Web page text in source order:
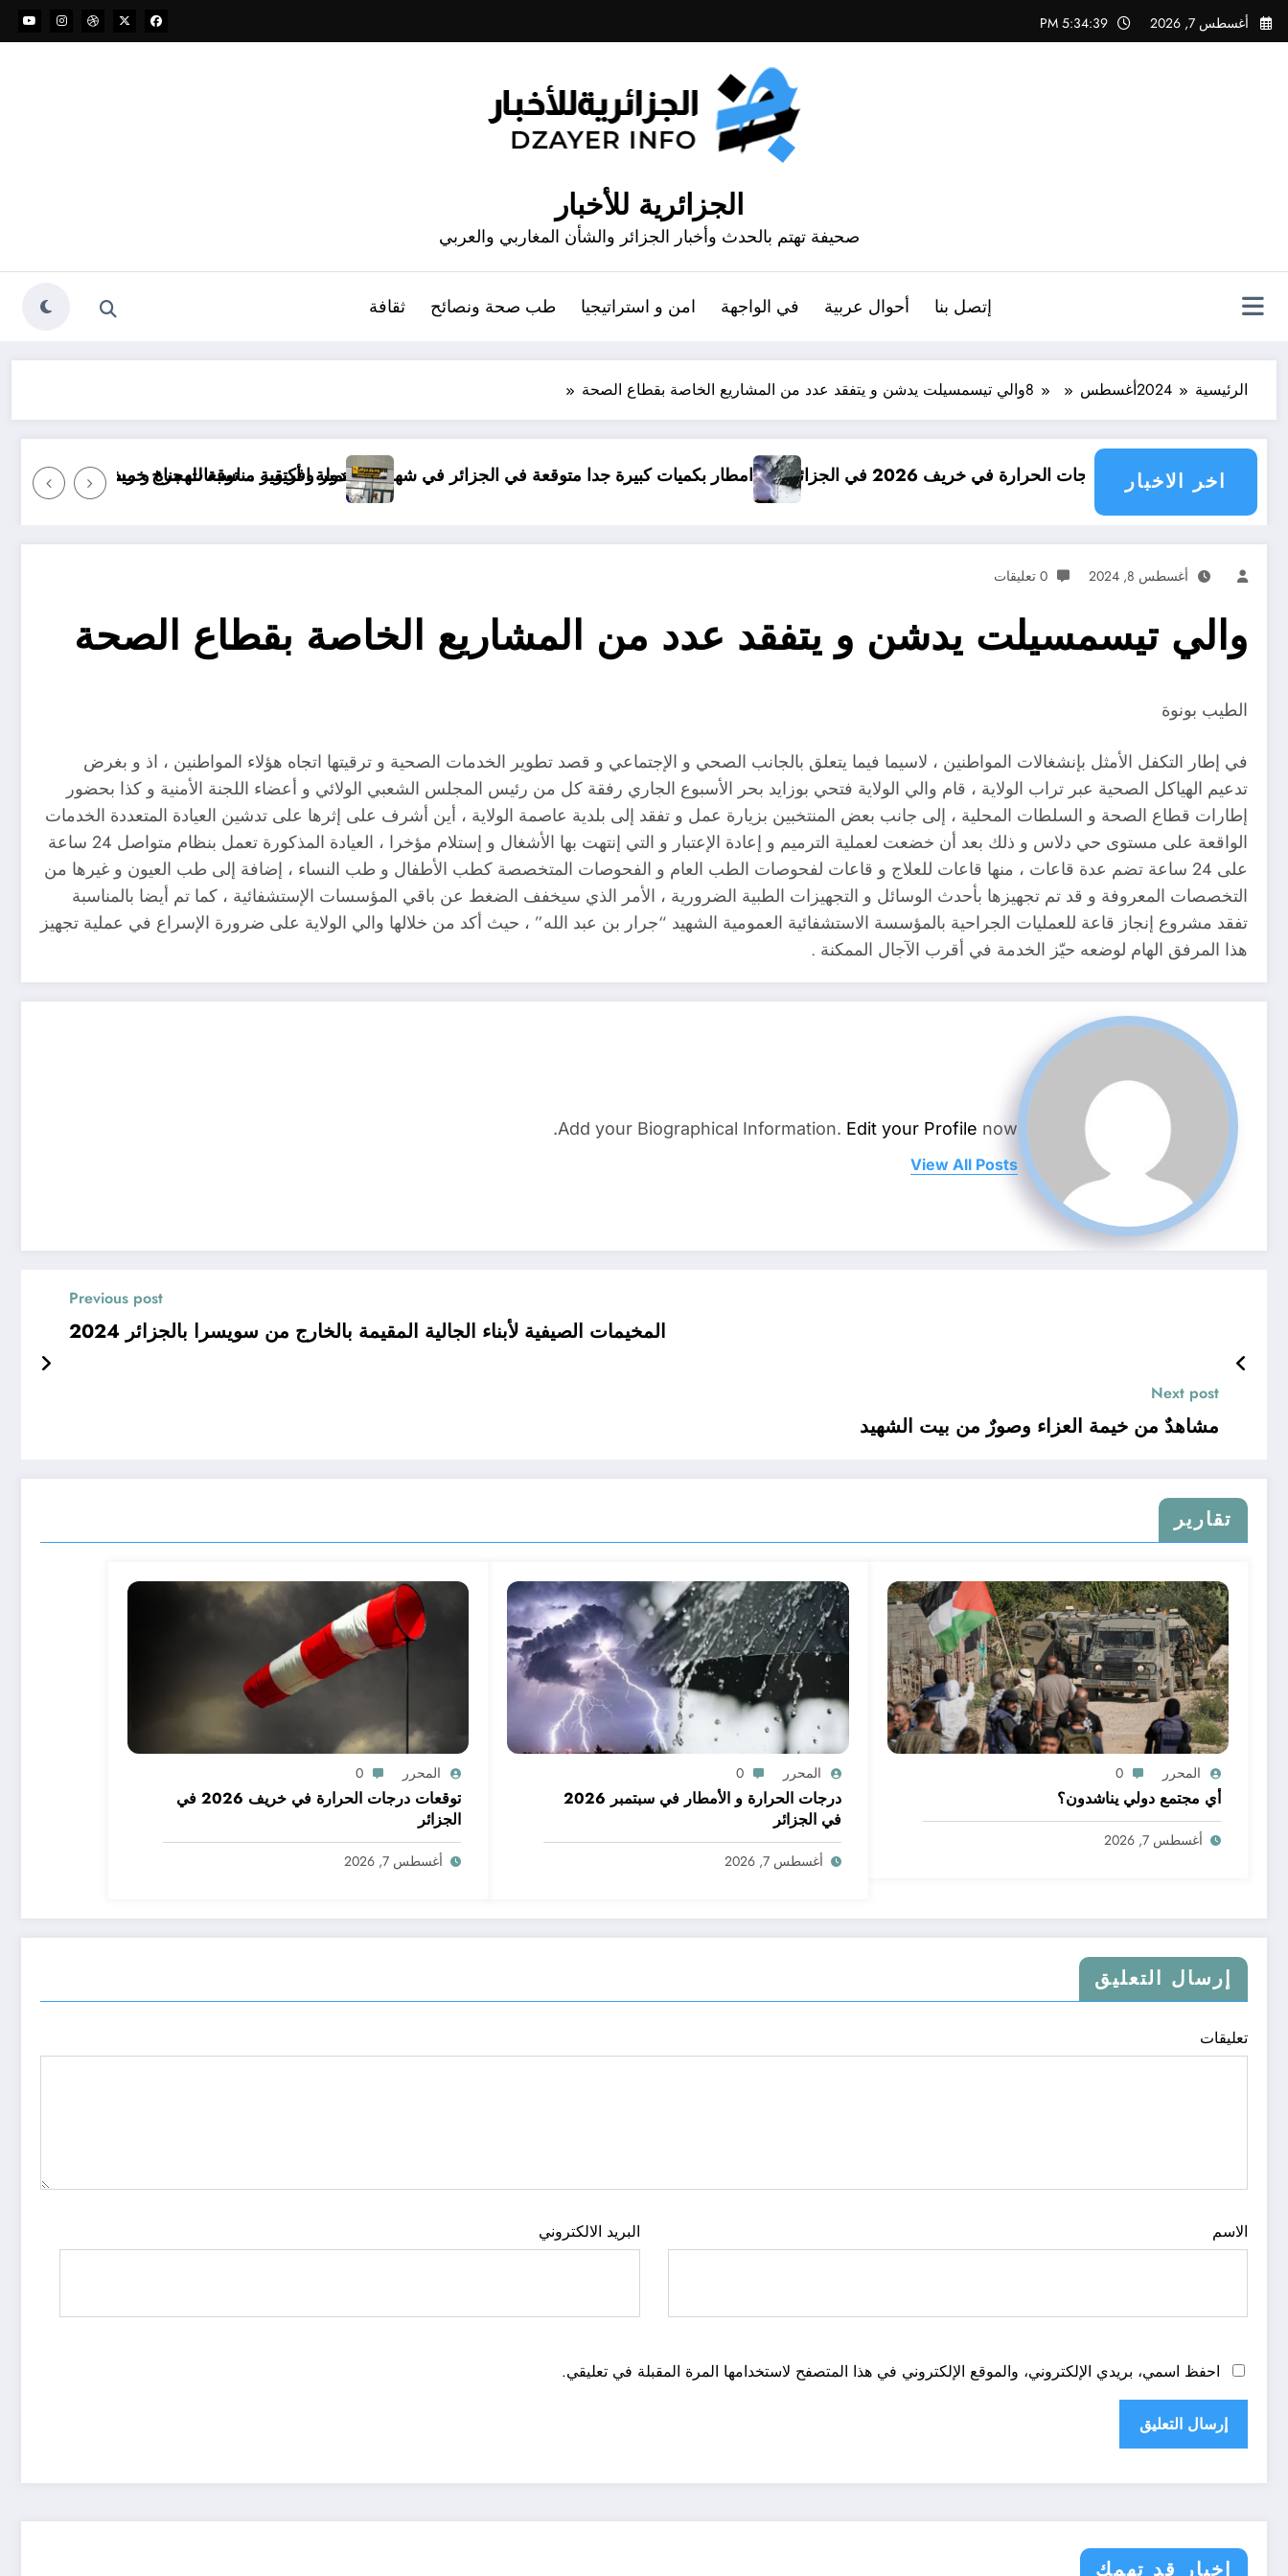
التجاوز
إلى
أغسطس 7, 2026 5:34:40 PM
الجزائرية للأخبار
صحيفة تهتم بالحدث وأخبار الجزائر والشأن المغاربي والعربي
إتصل بنا أحوال عربية في الواجهة امن و استراتيجيا طب صحة ونصائح ثقافة
الرئيسية 2024أغسطس 8والي تيسمسيلت يدشن و يتفقد عدد من المشاريع الخاصة بقطاع الصحة
اخر الاخبار
الحرارة في خريف 2026 في الجزائر امطار بكميات كبيرة جدا متوقعة في الجزائر في شهري سبتمبر و أكتوبر .. توقعات مناخ خريف 2026 الجزائر
دولة افريقية مناسبة للهجرة و مستقبلها كبير “منريد الخبز
أغسطس 8, 2024 0 تعليقات
والي تيسمسيلت يدشن و يتفقد عدد من المشاريع الخاصة بقطاع الصحة
الطيب بونوة
في إطار التكفل الأمثل بإنشغالات المواطنين ، لاسيما فيما يتعلق بالجانب الصحي و الإجتماعي و قصد تطوير الخدمات الصحية و ترقيتها اتجاه هؤلاء المواطنين ، اذ و بغرض
تدعيم الهياكل الصحية عبر تراب الولاية ، قام والي الولاية فتحي بوزايد بحر الأسبوع الجاري رفقة كل من رئيس المجلس الشعبي الولائي و أعضاء اللجنة الأمنية و كذا بحضور
إطارات قطاع الصحة و السلطات المحلية ، إلى جانب بعض المنتخبين بزيارة عمل و تفقد إلى بلدية عاصمة الولاية ، أين أشرف على إثرها على تدشين العيادة المتعددة الخدمات
الواقعة على مستوى حي دلاس و ذلك بعد أن خضعت لعملية الترميم و إعادة الإعتبار و التي إنتهت بها الأشغال و إستلام مؤخرا ، العيادة المذكورة تعمل بنظام متواصل 24 ساعة
على 24 ساعة تضم عدة قاعات ، منها قاعات للعلاج و قاعات لفحوصات الطب العام و الفحوصات المتخصصة كطب الأطفال و طب النساء ، إضافة إلى طب العيون و غيرها من
التخصصات المعروفة و قد تم تجهيزها بأحدث الوسائل و التجهيزات الطبية الضرورية ، الأمر الذي سيخفف الضغط عن باقي المؤسسات الإستشفائية ، كما تم أيضا بالمناسبة
تفقد مشروع إنجاز قاعة للعمليات الجراحية بالمؤسسة الاستشفائية العمومية الشهيد “جرار بن عبد الله” ، حيث أكد من خلالها والي الولاية على ضرورة الإسراع في عملية تجهيز
هذا المرفق الهام لوضعه حيّز الخدمة في أقرب الآجال الممكنة .
Add your Biographical Information. Edit your Profile now.
View All Posts
Previous post
المخيمات الصيفية لأبناء الجالية المقيمة بالخارج من سويسرا بالجزائر 2024
Next post
مشاهدٌ من خيمة العزاء وصورٌ من بيت الشهيد
تقارير
المحرر 0
أي مجتمع دولي يناشدون؟
أغسطس 7, 2026
المحرر 0
درجات الحرارة و الأمطار في سبتمبر 2026
في الجزائر
أغسطس 7, 2026
المحرر 0
توقعات درجات الحرارة في خريف 2026 في
الجزائر
أغسطس 7, 2026
إرسال التعليق
تعليقات
الاسم البريد الالكتروني
احفظ اسمي، بريدي الإلكتروني، والموقع الإلكتروني في هذا المتصفح لاستخدامها المرة المقبلة في تعليقي.
اخبار قد تهمك